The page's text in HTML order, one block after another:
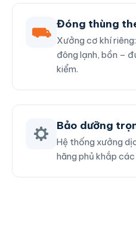
⛟ Đóng thùng
Xưởng cơ khí
đông lạnh, bồn –
kiểm.
Bảo dưỡng
Hệ thống xưởng
hãng phủ khắp